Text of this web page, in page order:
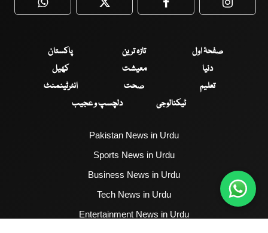
WhatsApp Twitter Facebook
صفحۂ اول تازہ ترین
پاکستان
دنیا
معیشت
کھیل
تعلیم
صحت
انٹرٹینمنٹ
ٹیکنالوجی
دلچسپ و عجیب
Pakistan News in Urdu
Sports News in Urdu
Business News in Urdu
Tech News in Urdu
Entertainment News in Urdu